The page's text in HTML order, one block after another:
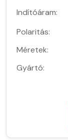
Indítóáram:
Polaritás:
Méretek:
Gyártó: